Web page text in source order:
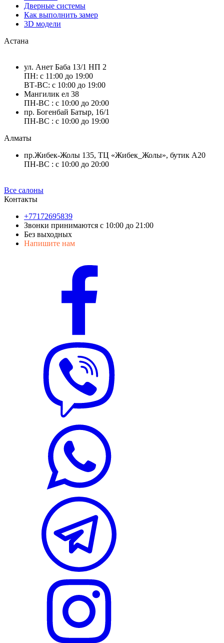
Дверные системы
Как выполнить замер
3D модели
Астана
ул. Анет Баба 13/1 НП 2
ПН: с 11:00 до 19:00
ВТ-ВС: с 10:00 до 19:00
Мангилик ел 38
ПН-ВС : с 10:00 до 20:00
пр. Богенбай Батыр, 16/1
ПН-ВС : с 10:00 до 19:00
Алматы
пр.Жибек-Жолы 135, ТЦ «Жибек_Жолы», бутик А20
ПН-ВС : с 10:00 до 20:00
Все салоны
Контакты
+77172695839
Звонки принимаются с 10:00 до 21:00
Без выходных
Напишите нам